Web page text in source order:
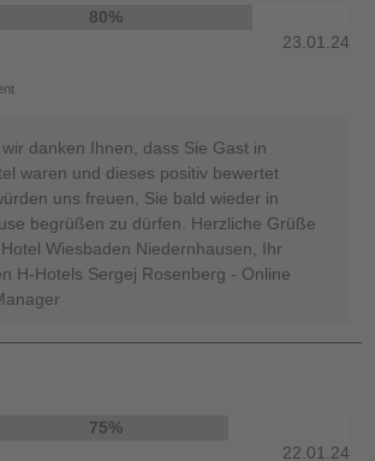
80%
23.01.24
danken Ihnen, dass Sie Gast in
waren und dieses positiv bewertet
uns freuen, Sie bald wieder in
begrüßen zu dürfen. Herzliche Grüße
Wiesbaden Niedernhausen, Ihr
H-Hotels Sergej Rosenberg - Online
75%
22.01.24